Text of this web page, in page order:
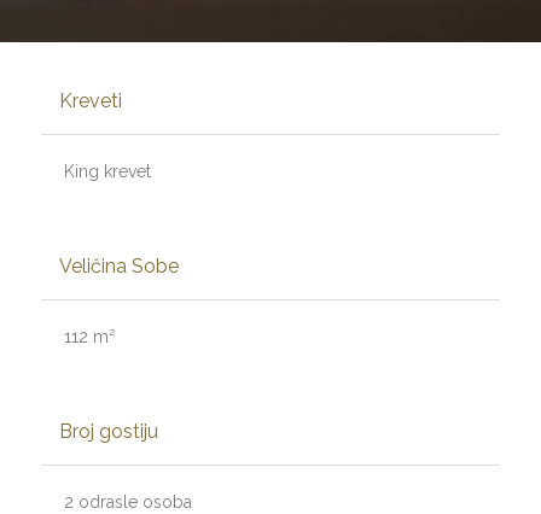
Kreveti
King krevet
Veličina Sobe
112 m²
Broj gostiju
2 odrasle osoba